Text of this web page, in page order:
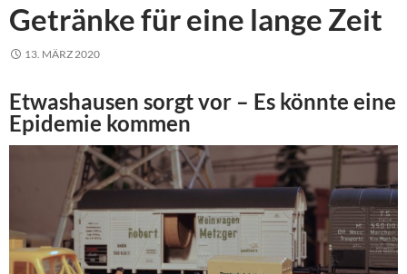
Getränke für eine lange Zeit
13. MÄRZ 2020
Etwashausen sorgt vor – Es könnte eine
Epidemie kommen